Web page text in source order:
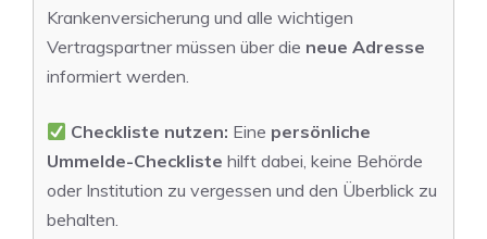
Krankenversicherung und alle wichtigen
Vertragspartner müssen über die neue Adresse
informiert werden.
Checkliste nutzen: Eine persönliche
Ummelde-Checkliste hilft dabei, keine Behörde
oder Institution zu vergessen und den Überblick zu
behalten.